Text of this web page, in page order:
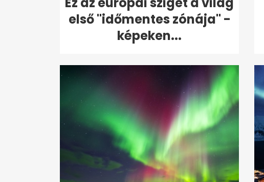
első "időmentes zónája" -
képeken...